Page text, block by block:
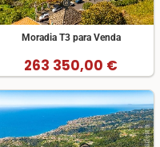
Moradia T3 para Venda
263 350,00 €